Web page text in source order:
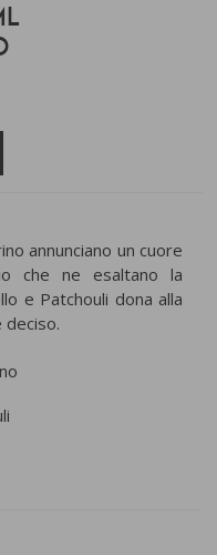
annunciano un cuore
che ne esaltano la
e Patchouli dona alla